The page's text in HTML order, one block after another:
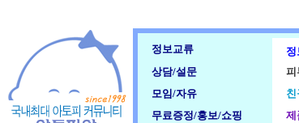
정보교류
상담/설문
피
모임/자유
친
무료증정/홍보/쇼핑
제